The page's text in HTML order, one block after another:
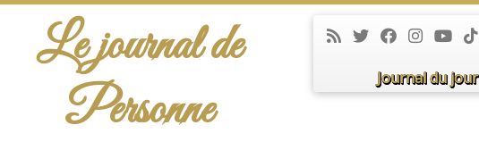
Le journal de
Personne
Journal du jour